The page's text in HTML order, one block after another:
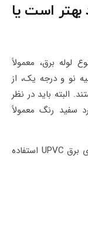
است یا
برق، معمولاً
نو و درجه یک، از
البته باید در نظر
سفید رنگ معمولاً
برخی از رنگ‌هایی که به جز سفید برای لوله‌های برق UPVC استفاده